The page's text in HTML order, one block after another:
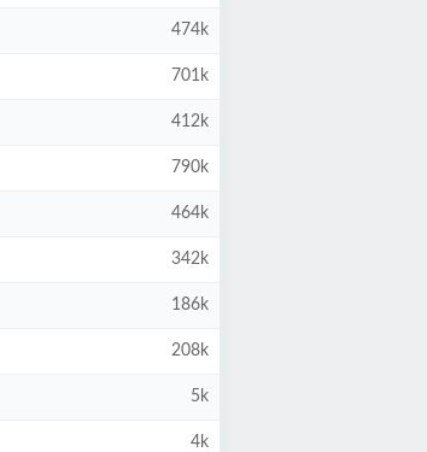
474k
701k
412k
790k
464k
342k
186k
208k
5k
4k